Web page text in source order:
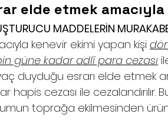
elde etmek
MADDELERİN
kenevir ekimi yapan kişi
güne kadar adlî para cezası
duyduğu esrarı elde etmek
hapis cezası ile cezalandırılır.
toprağa ekilmesinden